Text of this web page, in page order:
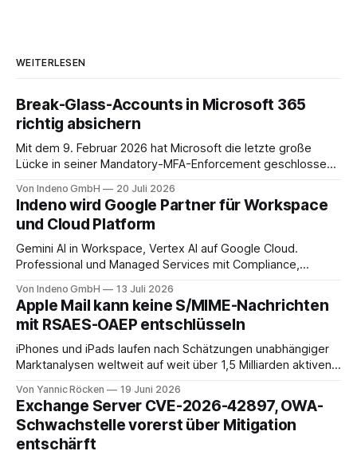
WEITERLESEN
Break-Glass-Accounts in Microsoft 365
richtig absichern
Mit dem 9. Februar 2026 hat Microsoft die letzte große
Lücke in seiner Mandatory-MFA-Enforcement geschlossen.
Microsoft 365 Admin Center anmeldet, einen zweiten
Faktor nachweisen. Für das Entra Admin Center, das Azure-
Portal und das Intune Admin Center gilt das
Von Indeno GmbH 20 Juli 2026
Indeno wird Google Partner für Workspace
und Cloud Platform
Gemini AI in Workspace, Vertex AI auf Google Cloud.
Professional und Managed Services mit Compliance,
DACH.
Von Indeno GmbH 13 Juli 2026
Apple Mail kann keine S/MIME-Nachrichten
mit RSAES-OAEP entschlüsseln
iPhones und iPads laufen nach Schätzungen unabhängiger
Marktanalysen weltweit auf weit über 1,5 Milliarden aktiven
im Bereich von 25 bis 30 Prozent auf Geschäftsumfelder,
also Smartphones und Tablets, die im beruflichen Kontext
genutzt werden, sei es als reines Diensthandy, als COPE-
Von Yannic Röcken 19 Juni 2026
Exchange Server CVE-2026-42897, OWA-
Schwachstelle vorerst über Mitigation
entschärft